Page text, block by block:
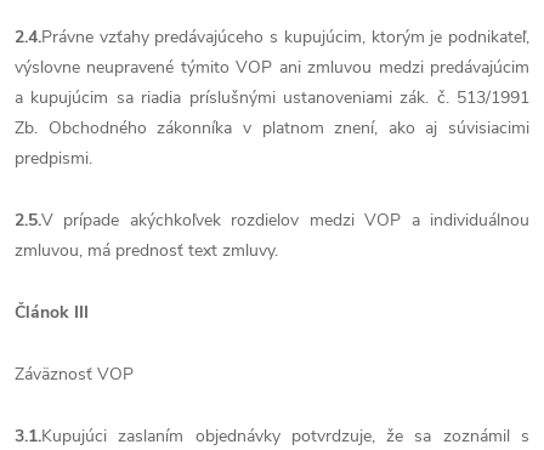
2.4.Právne vzťahy predávajúceho s kupujúcim, ktorým je podnikateľ,
výslovne neupravené týmito VOP ani zmluvou medzi predávajúcim
a kupujúcim sa riadia príslušnými ustanoveniami zák. č. 513/1991
Zb. Obchodného zákonníka v platnom znení, ako aj súvisiacimi
predpismi.
2.5.V prípade akýchkoľvek rozdielov medzi VOP a individuálnou
zmluvou, má prednosť text zmluvy.
Článok III
Záväznosť VOP
3.1.Kupujúci zaslaním objednávky potvrdzuje, že sa zoznámil s